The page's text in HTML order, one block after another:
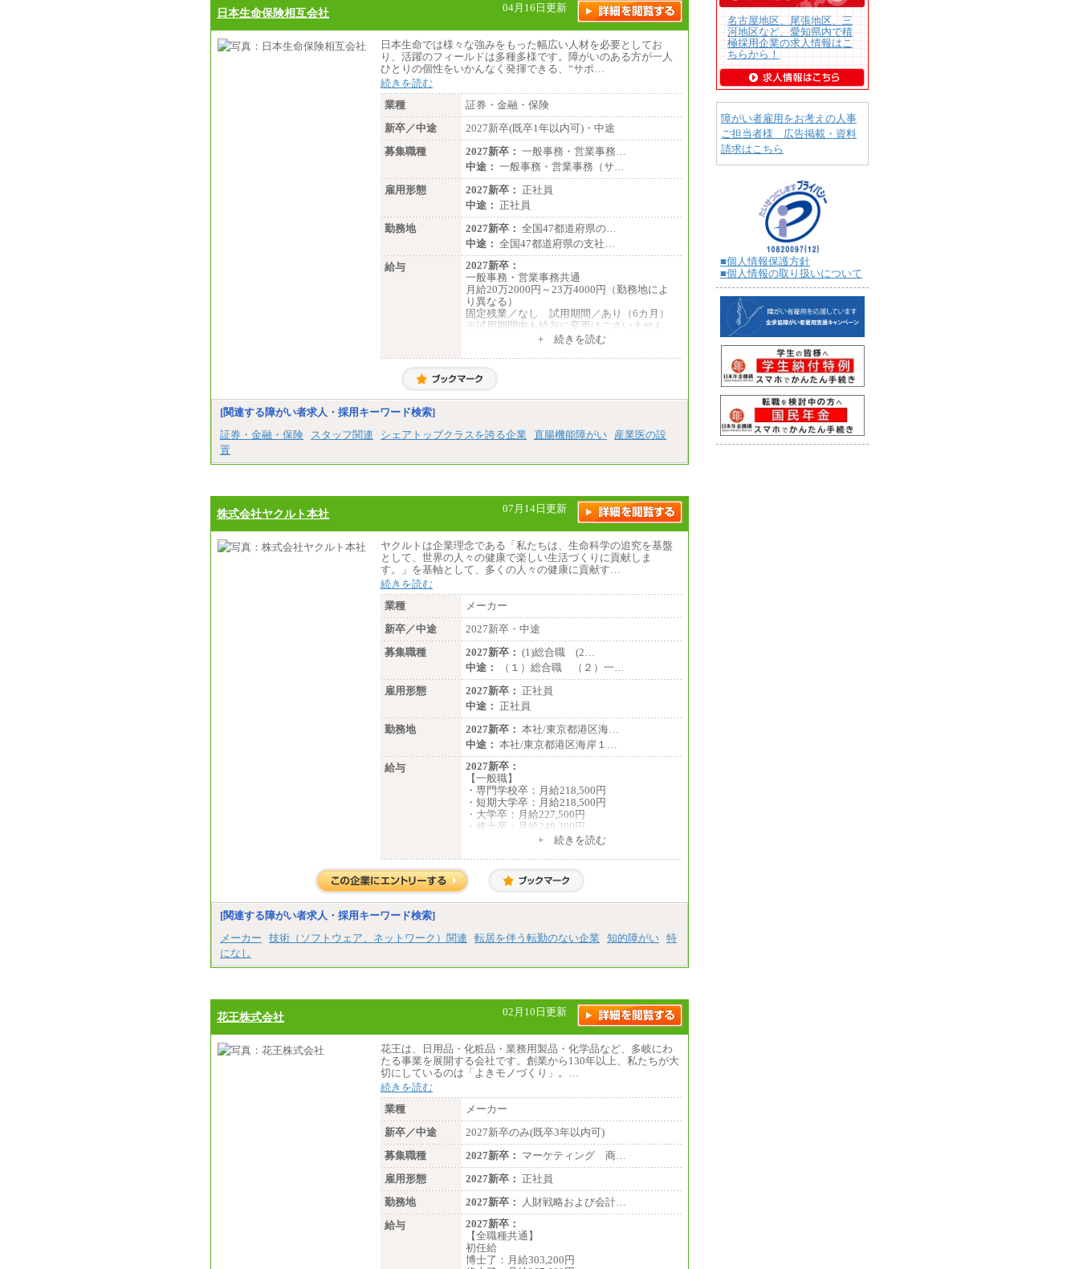
日本生命保険相互会社 04月16日更新
日本生命では様々な強みをもった幅広い人材を必要としてお
り、活躍のフィールドは多種多様です。障がいのある方が一人
ひとりの個性をいかんなく発揮できる、“サポ…
続きを読む
業種
証券・金融・保険
新卒／中途
2027新卒(既卒1年以内可)・中途
募集職種
2027新卒： 一般事務・営業事務…
中途： 一般事務・営業事務（サ…
雇用形態
2027新卒： 正社員
中途： 正社員
勤務地
2027新卒： 全国47都道府県の…
中途： 全国47都道府県の支社…
給与
2027新卒：
一般事務・営業事務共通
月給20万2000円～23万4000円（勤務地によ
り異なる）
固定残業／なし 試用期間／あり（6カ月）
※試用期間中も給与に変更はございません
一般事務・営業事務共通
月給20万2000円～23万4000円（勤務地によ
り異なる）
固定残業／なし 試用期間／あり（6か月）
※試用期間中も給与に変更はございません。
+ 続きを読む
[関連する障がい者求人・採用キーワード検索]
証券・金融・保険
スタッフ関連 シェアトップクラスを誇る企業 直腸機能障がい
産業医の設
置
株式会社ヤクルト本社 07月14日更新
ヤクルトは企業理念である「私たちは、生命科学の追究を基盤
として、世界の人々の健康で楽しい生活づくりに貢献しま
す。」を基軸として、多くの人々の健康に貢献す…
続きを読む
業種
メーカー
新卒／中途
2027新卒・中途
募集職種
2027新卒： (1)総合職 (2…
中途：
（１）総合職 （２）一…
雇用形態
2027新卒： 正社員
中途： 正社員
勤務地
2027新卒： 本社/東京都港区海…
中途： 本社/東京都港区海岸１…
給与
2027新卒：
【一般職】
・専門学校卒：月給218,500円
・短期大学卒：月給218,500円
・大学卒：月給227,500円
・修士卒：月給248,300円
・博士卒：月給257,300円
【総合職】
・大学卒：月給253,500円
・修士卒：月給261,500円
※試用期間3か月中も給与に変更はございま
せん
全職種共通
+ 続きを読む
[関連する障がい者求人・採用キーワード検索]
メーカー
技術（ソフトウェア、ネットワーク）関連 転居を伴う転勤のない企業 知的障がい 特
になし
花王株式会社 02月10日更新
花王は、日用品・化粧品・業務用製品・化学品など、多岐にわ
たる事業を展開する会社です。創業から130年以上、私たちが大
切にしているのは「よきモノづくり」。…
続きを読む
業種
メーカー
新卒／中途
2027新卒のみ(既卒3年以内可)
募集職種
2027新卒： マーケティング 商…
雇用形態
2027新卒： 正社員
勤務地
2027新卒：
人財戦略および会計…
給与
2027新卒：
【全職種共通】
初任給
博士了：月給303,200円
名古屋地区、尾張地区、三
河地区など、愛知県内で積
極採用企業の求人情報はこ
ちらから！
障がい者雇用をお考えの人事
ご担当者様 広告掲載・資料
請求はこちら
■個人情報保護方針
■個人情報の取り扱いについて